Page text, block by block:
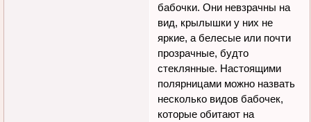
бабочки. Они невзрачны на
вид, крылышки у них не
яркие, а белесые или почти
прозрачные, будто
стеклянные. Настоящими
полярницами можно назвать
несколько видов бабочек,
которые обитают на